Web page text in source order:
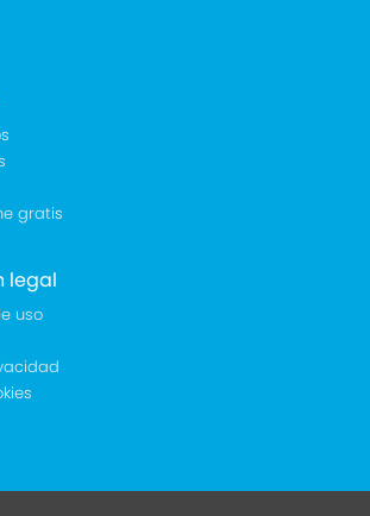
gratis
legal
uso